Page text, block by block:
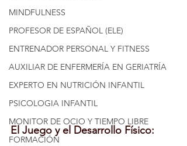
MINDFULNESS
PROFESOR DE ESPAÑOL (ELE)
ENTRENADOR PERSONAL Y FITNESS
AUXILIAR DE ENFERMERÍA EN GERIATRÍA
EXPERTO EN NUTRICIÓN INFANTIL
PSICOLOGIA INFANTIL
MONITOR DE OCIO Y TIEMPO LIBRE
FORMACIÓN
El Juego y el Desarrollo Físico: